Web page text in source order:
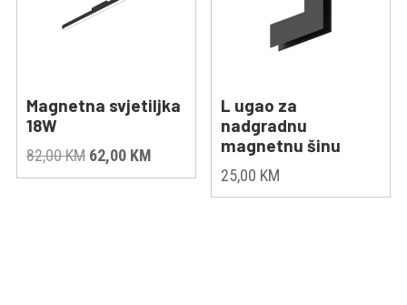
Magnetna svjetiljka
18W
82,00KM Original
price
62,00 KMCurrent
price
L ugao za
nadgradnu
magnetnu šinu
25,00 KM